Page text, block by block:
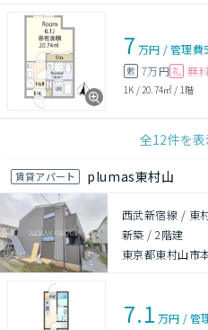
7 万円 /管理費
敷 7万円 礼 無料
1K / 20.74㎡ / 1階
全12件を
賃貸アパート plumas東村山
西武新宿線 / 東
新築 /2階建
東京都東村山市
7.1 万円 /管